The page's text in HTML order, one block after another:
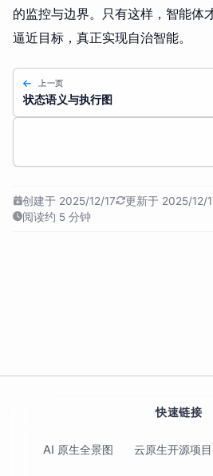
的监控与边界。只有这样，智能体
逼近目标，真正实现自治智能。
上一页
状态语义与执行图
创建于 2025/12/17 更新于 2025/12/
阅读约 5 分钟
快速链接
AI 原生全景图 云原生开源项目